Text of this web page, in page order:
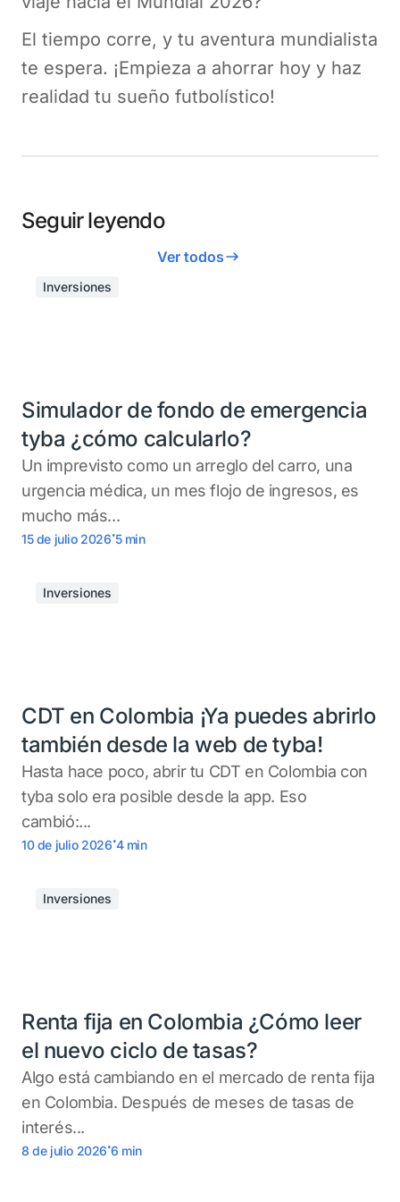
El tiempo corre, y tu aventura mundialista
te espera. ¡Empieza a ahorrar hoy y haz
realidad tu sueño futbolístico!
Seguir leyendo
Ver todos
Inversiones
Simulador de fondo de emergencia
tyba ¿cómo calcularlo?
Un imprevisto como un arreglo del carro, una
urgencia médica, un mes flojo de ingresos, es
mucho más...
15 de julio 2026.5 min
Inversiones
CDT en Colombia ¡Ya puedes abrirlo
también desde la web de tyba!
Hasta hace poco, abrir tu CDT en Colombia con
tyba solo era posible desde la app. Eso
cambió:...
10 de julio 2026.4 min
Inversiones
Renta fija en Colombia ¿Cómo leer
el nuevo ciclo de tasas?
Algo está cambiando en el mercado de renta fija
en Colombia. Después de meses de tasas de
interés...
8 de julio 2026.6 min